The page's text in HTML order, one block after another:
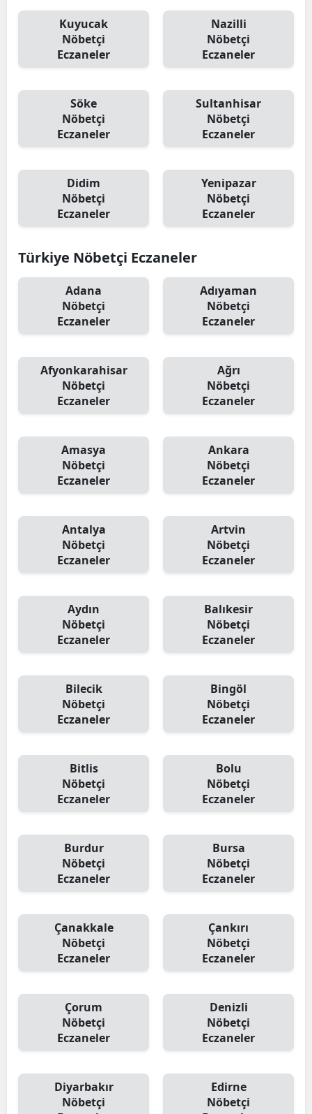
Kuyucak
Nöbetçi
Eczaneler
Nazilli
Nöbetçi
Eczaneler
Söke
Nöbetçi
Eczaneler
Sultanhisar
Nöbetçi
Eczaneler
Didim
Nöbetçi
Eczaneler
Yenipazar
Nöbetçi
Eczaneler
Türkiye Nöbetçi Eczaneler
Adana
Nöbetçi
Eczaneler
Adıyaman
Nöbetçi
Eczaneler
Afyonkarahisar
Nöbetçi
Eczaneler
Ağrı
Nöbetçi
Eczaneler
Amasya
Nöbetçi
Eczaneler
Ankara
Nöbetçi
Eczaneler
Antalya
Nöbetçi
Eczaneler
Artvin
Nöbetçi
Eczaneler
Aydın
Nöbetçi
Eczaneler
Balıkesir
Nöbetçi
Eczaneler
Bilecik
Nöbetçi
Eczaneler
Bingöl
Nöbetçi
Eczaneler
Bitlis
Nöbetçi
Eczaneler
Bolu
Nöbetçi
Eczaneler
Burdur
Nöbetçi
Eczaneler
Bursa
Nöbetçi
Eczaneler
Çanakkale
Nöbetçi
Eczaneler
Çankırı
Nöbetçi
Eczaneler
Çorum
Nöbetçi
Eczaneler
Denizli
Nöbetçi
Eczaneler
Diyarbakır
Nöbetçi
Edirne
Nöbetçi